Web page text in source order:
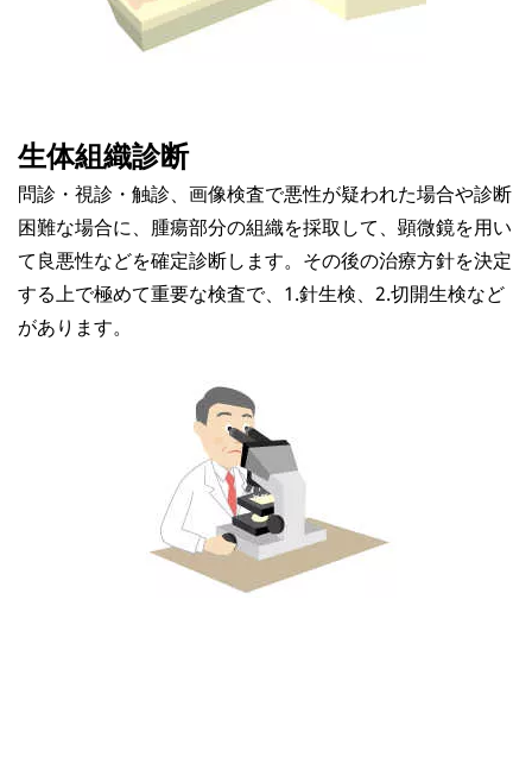
生体組織診断
問診・視診・触診、画像検査で悪性が疑われた場合や診断
困難な場合に、腫瘍部分の組織を採取して、顕微鏡を用い
て良悪性などを確定診断します。その後の治療方針を決定
する上で極めて重要な検査で、1.針生検、2.切開生検など
があります。